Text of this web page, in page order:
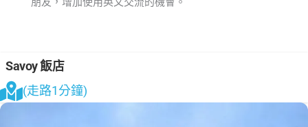
Savoy 飯店
(走路1分鐘)